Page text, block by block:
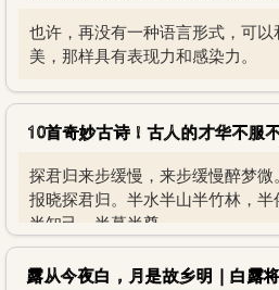
也许，再没有一种语言形式，可
美，那样具有表现力和感染力。
10首奇妙古诗！古人的才华不服
探君归来步缓慢，来步缓慢醉梦
报晓探君归。半水半山半竹林，
半知己，半慕半尊
露从今夜白，月是故乡明｜白露